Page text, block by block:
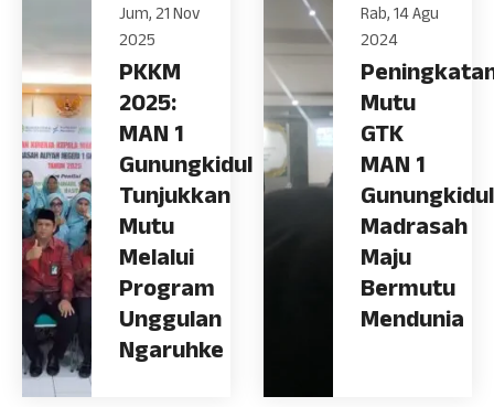
Jum, 21 Nov
2025
PKKM
2025:
MAN 1
Gunungkidul
Tunjukkan
Mutu
Melalui
Program
Unggulan
Ngaruhke
Rab, 14 Agu
2024
Mutu
GTK
MAN 1
Madrasah
Maju
Bermutu
Mendunia